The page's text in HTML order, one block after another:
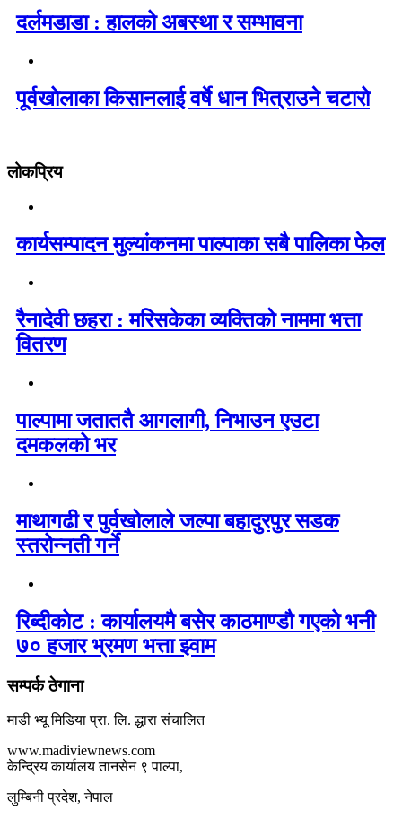
दर्लमडाडा : हालको अबस्था र सम्भावना
पूर्वखोलाका किसानलाई वर्षे धान भित्राउने चटारो
लोकप्रिय
कार्यसम्पादन मुल्यांकनमा पाल्पाका सबै पालिका फेल
रैनादेवी छहरा : मरिसकेका व्यक्तिको नाममा भत्ता
वितरण
पाल्पामा जताततै आगलागी, निभाउन एउटा
दमकलको भर
माथागढी र पुर्वखोलाले जल्पा बहादुरपुर सडक
स्तरोन्नती गर्ने
रिब्दीकोट : कार्यालयमै बसेर काठमाण्डौ गएको भनी
७० हजार भ्रमण भत्ता झ्वाम
सम्पर्क ठेगाना
माडी भ्यू मिडिया प्रा. लि. द्धारा संचालित
www.madiviewnews.com
केन्द्रिय कार्यालय तानसेन ९ पाल्पा,
लुम्बिनी प्रदेश, नेपाल